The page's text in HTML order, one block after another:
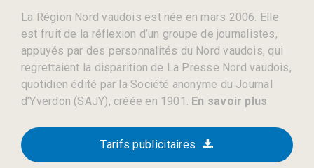
La Région Nord vaudois est née en mars 2006. Elle
est fruit de la réflexion d’un groupe de journalistes,
appuyés par des personnalités du Nord vaudois, qui
regrettaient la disparition de La Presse Nord vaudois,
quotidien édité par la Société anonyme du Journal
d’Yverdon (SAJY), créée en 1901. En savoir plus
Tarifs publicitaires